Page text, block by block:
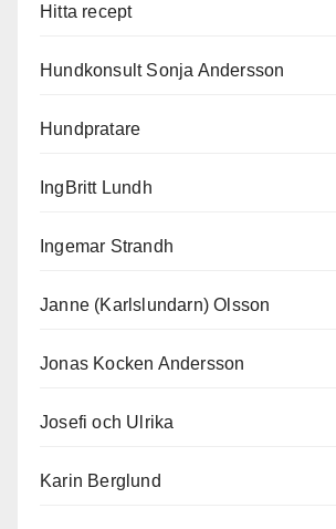
Hitta recept
Hundkonsult Sonja Andersson
Hundpratare
IngBritt Lundh
Ingemar Strandh
Janne (Karlslundarn) Olsson
Jonas Kocken Andersson
Josefi och Ulrika
Karin Berglund